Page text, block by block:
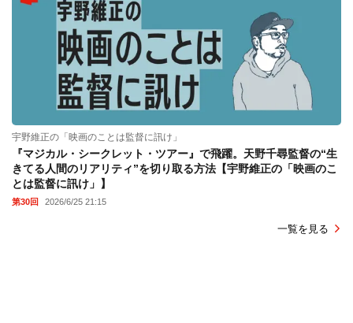
宇野維正の「映画のことは監督に訊け」
『マジカル・シークレット・ツアー』で飛躍。天野千尋監督の“生
きてる人間のリアリティ”を切り取る方法【宇野維正の「映画のこ
とは監督に訊け」】
第30回 2026/6/25 21:15
一覧を見る